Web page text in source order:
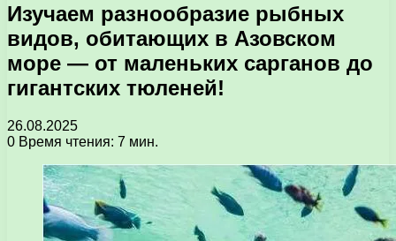
Изучаем разнообразие рыбных
видов, обитающих в Азовском
море — от маленьких сарганов до
гигантских тюленей!
26.08.2025
0 Время чтения: 7 мин.